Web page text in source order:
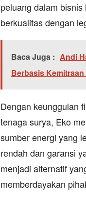
peluang dalam
berkualitas dengan
Baca Juga : Andi
Berbasis
Dengan keunggulan
tenaga surya, Eko
sumber energi yang
rendah dan garansi
menjadi alternatif
memberdayakan